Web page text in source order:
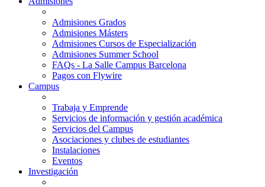
Admisiones Grados
Admisiones Másters
Admisiones Cursos de Especialización
Admisiones Summer School
FAQs - La Salle Campus Barcelona
Pagos con Flywire
Campus
Trabaja y Emprende
Servicios de información y gestión académica
Servicios del Campus
Asociaciones y clubes de estudiantes
Instalaciones
Eventos
Investigación